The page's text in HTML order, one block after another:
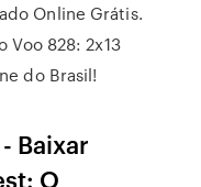
Online Grátis.
Voo 828: 2x13
do Brasil!
Baixar
O